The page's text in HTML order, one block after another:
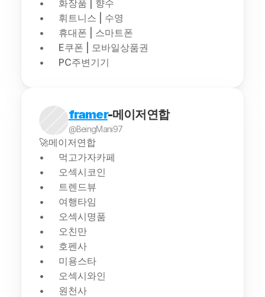
화장품 | 향수
휘트니스 | 수영
휴대폰 | 스마트폰
E쿠폰 | 모바일상품권
PC주변기기
framer-메이저연합
@BeingMani97
🚀메이저연합
먹고가자카페
오섹시코인
트렌드뷰
여행타임
오섹시명품
오친만
호펜사
미용스타
오섹시와인
원천사